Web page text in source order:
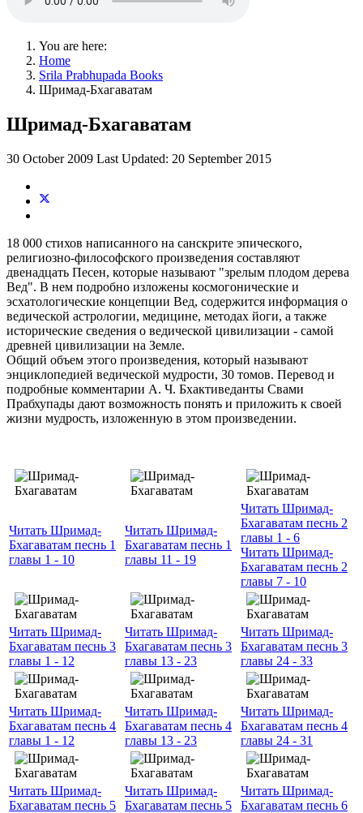
You are here:
Home
Srila Prabhupada Books
Шримад-Бхагаватам
Шримад-Бхагаватам
30 October 2009 Last Updated: 20 September 2015
18 000 стихов написанного на санскрите эпического,
религиозно-философского произведения составляют
двенадцать Песен, которые называют "зрелым плодом дерева
Вед". В нем подробно изложены космогонические и
эсхатологические концепции Вед, содержится информация о
ведической астрологии, медицине, методах йоги, а также
исторические сведения о ведической цивилизации - самой
древней цивилизации на Земле.
Общий объем этого произведения, который называют
энциклопедией ведической мудрости, 30 томов. Перевод и
подробные комментарии А. Ч. Бхактиведанты Свами
Прабхупады дают возможность понять и приложить к своей
жизни мудрость, изложенную в этом произведении.
Читать Шримад-
Бхагаватам песнь 1
главы 1 - 10
Читать Шримад-
Бхагаватам песнь 1
главы 11 - 19
Читать Шримад-
Бхагаватам песнь 2
главы 1 - 6
Читать Шримад-
Бхагаватам песнь 2
главы 7 - 10
Читать Шримад-
Бхагаватам песнь 3
главы 1 - 12
Читать Шримад-
Бхагаватам песнь 3
главы 13 - 23
Читать Шримад-
Бхагаватам песнь 3
главы 24 - 33
Читать Шримад-
Бхагаватам песнь 4
главы 1 - 12
Читать Шримад-
Бхагаватам песнь 4
главы 13 - 23
Читать Шримад-
Бхагаватам песнь 4
главы 24 - 31
Читать Шримад-
Бхагаватам песнь 5
Читать Шримад-
Бхагаватам песнь 5
Читать Шримад-
Бхагаватам песнь 6